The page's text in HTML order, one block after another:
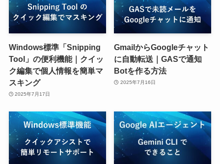
Windows標準「Snipping
Tool」の便利機能｜クイッ
ク編集で個人情報を簡単マ
スキング
2025年7月17日
GmailからGoogleチャット
に自動転送｜GASで通知
Botを作る方法
2025年7月16日